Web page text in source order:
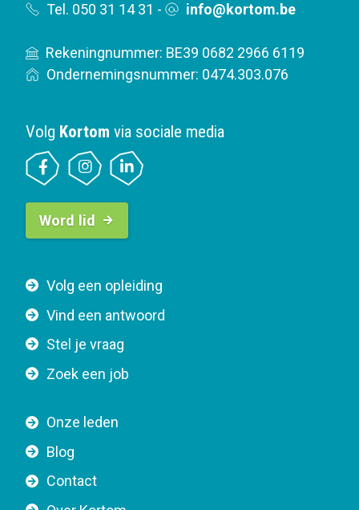
Tel. 050 31 14 31 - info@kortom.be
Rekeningnummer: BE39 0682 2966 6119
Ondernemingsnummer: 0474.303.076
F
o
t
e
a
v
i
Volg een opleiding
Vind een antwoord
Stel je vraag
Zoek een job
Onze leden
Blog
Contact
Volg Kortom via sociale media
B
t
o
n
a
v
g
t
i
o
Word lid